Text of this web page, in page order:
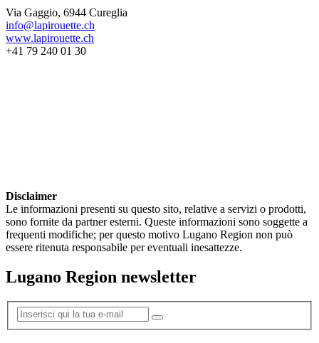
Via Gaggio, 6944 Cureglia
info@lapirouette.ch
www.lapirouette.ch
+41 79 240 01 30
Disclaimer
Le informazioni presenti su questo sito, relative a servizi o prodotti,
sono fornite da partner esterni. Queste informazioni sono soggette a
frequenti modifiche; per questo motivo Lugano Region non può
essere ritenuta responsabile per eventuali inesattezze.
Lugano Region newsletter